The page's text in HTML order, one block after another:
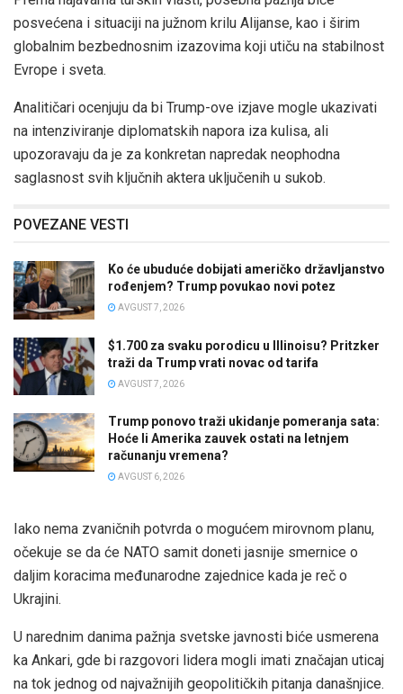
posvećena i situaciji na južnom krilu Alijanse, kao i širim
globalnim bezbednosnim izazovima koji utiču na stabilnost
Evrope i sveta.
Analitičari ocenjuju da bi Trump-ove izjave mogle ukazivati
na intenziviranje diplomatskih napora iza kulisa, ali
upozoravaju da je za konkretan napredak neophodna
saglasnost svih ključnih aktera uključenih u sukob.
POVEZANE VESTI
Ko će ubuduće dobijati američko državljanstvo
rođenjem? Trump povukao novi potez
AVGUST 7, 2026
$1.700 za svaku porodicu u Illinoisu? Pritzker
traži da Trump vrati novac od tarifa
AVGUST 7, 2026
Trump ponovo traži ukidanje pomeranja sata:
Hoće li Amerika zauvek ostati na letnjem
računanju vremena?
AVGUST 6, 2026
Iako nema zvaničnih potvrda o mogućem mirovnom planu,
očekuje se da će NATO samit doneti jasnije smernice o
daljim koracima međunarodne zajednice kada je reč o
Ukrajini.
U narednim danima pažnja svetske javnosti biće usmerena
ka Ankari, gde bi razgovori lidera mogli imati značajan uticaj
na tok jednog od najvažnijih geopolitičkih pitanja današnjice.